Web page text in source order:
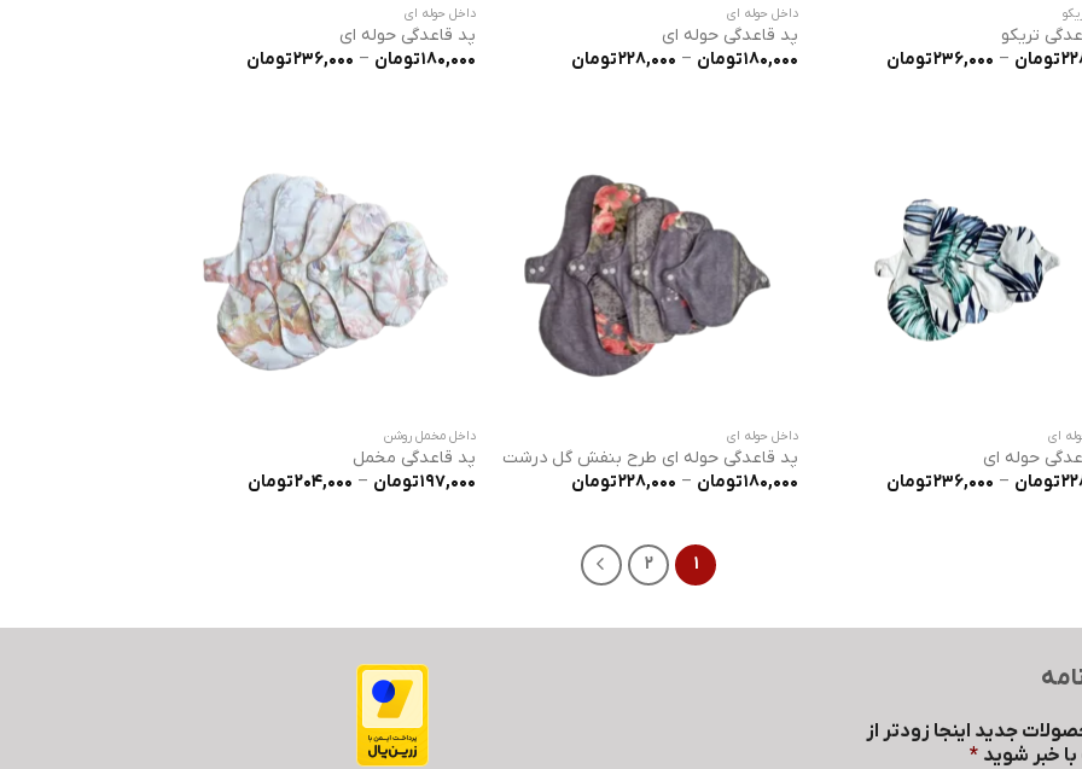
تریکو
تومان –
236,000تومانمحدوده
قیمت:
داخل حوله ای
پد قاعدگی حوله ای
180,000تومان –
228,000تومان
داخل حوله ای
پد قاعدگی حوله ای
180,000تومان –
236,000تومان
ای
حوله ای
تومان –
236,000تومانمحدوده
قیمت:
داخل حوله ای
پد قاعدگی حوله ای طرح بنفش گل درشت
180,000تومان –
228,000تومان
داخل مخمل روشن
پد قاعدگی مخمل
197,000تومان –
204,000تومان
1
2
جدید اینجا زودتر از
خبر شوید *